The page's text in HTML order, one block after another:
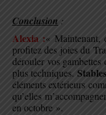
Conclusion :
Alexia :« Maintenant,
profitez des joies du
dérouler vos gambettes
plus techniques. S
éléments extérieurs
qu’elles
en octobre ».